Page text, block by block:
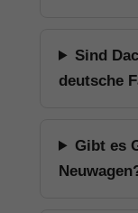
Sind
deutsche
Gibt es